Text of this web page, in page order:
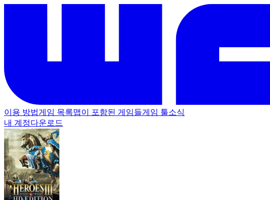
이용 방법게임 목록맵이 포함된 게임들게임 툴소식
내 계정다운로드